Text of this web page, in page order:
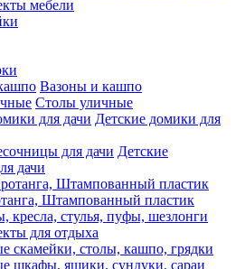
мебели
Вазоны и кашпо
Столы уличные
Детские домики для
Детские
дачи
Штампованный пластик
кресла, стулья, пуфы, шезлонги
для отдыха
скамейки, столы, кашпо, грядки
шкафы, ящики, сундуки, сараи